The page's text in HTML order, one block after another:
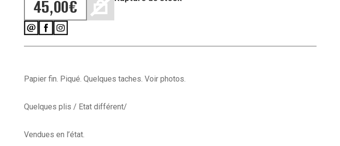
45,00€
Papier fin. Piqué. Quelques taches. Voir photos.
Quelques plis / Etat différent/
Vendues en l’état.